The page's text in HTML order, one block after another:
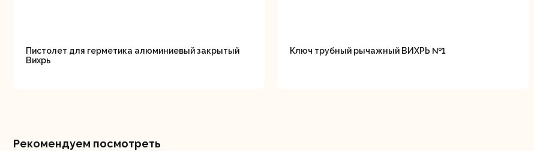
Пистолет для герметика алюминиевый закрытый
Вихрь
Ключ трубный рычажный ВИХРЬ №1
Рекомендуем посмотреть